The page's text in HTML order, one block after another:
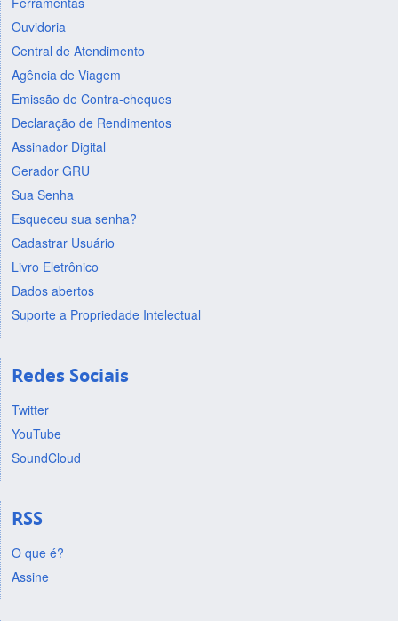
Ouvidoria
Central de Atendimento
Agência de Viagem
Emissão de Contra-cheques
Declaração de Rendimentos
Assinador Digital
Gerador GRU
Sua Senha
Esqueceu sua senha?
Cadastrar Usuário
Livro Eletrônico
Dados abertos
Suporte a Propriedade Intelectual
Redes Sociais
Twitter
YouTube
SoundCloud
RSS
O que é?
Assine